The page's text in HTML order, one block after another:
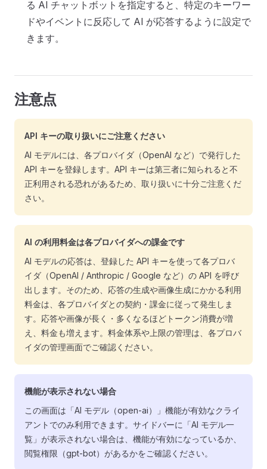
る AI チャットボットを指定すると、特定のキーワー
ドやイベントに反応して AI が応答するように設定で
きます。
注意点
API キーの取り扱いにご注意ください
AI モデルには、各プロバイダ（OpenAI など）で発行した
API キーを登録します。API キーは第三者に知られると不
正利用される恐れがあるため、取り扱いに十分ご注意くだ
さい。
AI の利用料金は各プロバイダへの課金です
AI モデルの応答は、登録した API キーを使って各プロバ
イダ（OpenAI / Anthropic / Google など）の API を呼び
出します。そのため、応答の生成や画像生成にかかる利用
料金は、各プロバイダとの契約・課金に従って発生しま
す。応答や画像が長く・多くなるほどトークン消費が増
え、料金も増えます。料金体系や上限の管理は、各プロバ
イダの管理画面でご確認ください。
機能が表示されない場合
この画面は「AI モデル（open-ai）」機能が有効なクライ
アントでのみ利用できます。サイドバーに「AI モデル一
覧」が表示されない場合は、機能が有効になっているか、
閲覧権限（gpt-bot）があるかをご確認ください。